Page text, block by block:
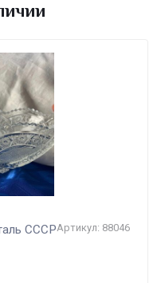
СССРАртикул: 88046